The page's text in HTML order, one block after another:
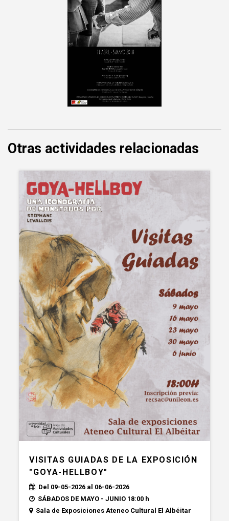
Otras actividades relacionadas
VISITAS GUIADAS DE LA EXPOSICIÓN
"GOYA-HELLBOY"
Del 09-05-2026 al 06-06-2026
SÁBADOS DE MAYO - JUNIO 18:00 h
Sala de Exposiciones Ateneo Cultural El Albéitar